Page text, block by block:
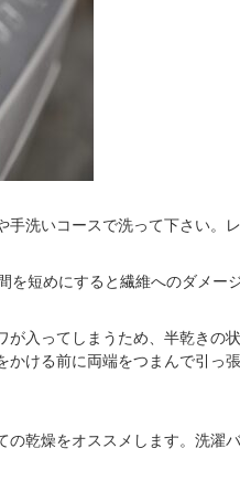
洗いコースで洗って下さい。
短めにすると繊維へのダメー
入ってしまうため、半乾きの
かける前に両端をつまんで引っ
乾燥をオススメします。洗濯